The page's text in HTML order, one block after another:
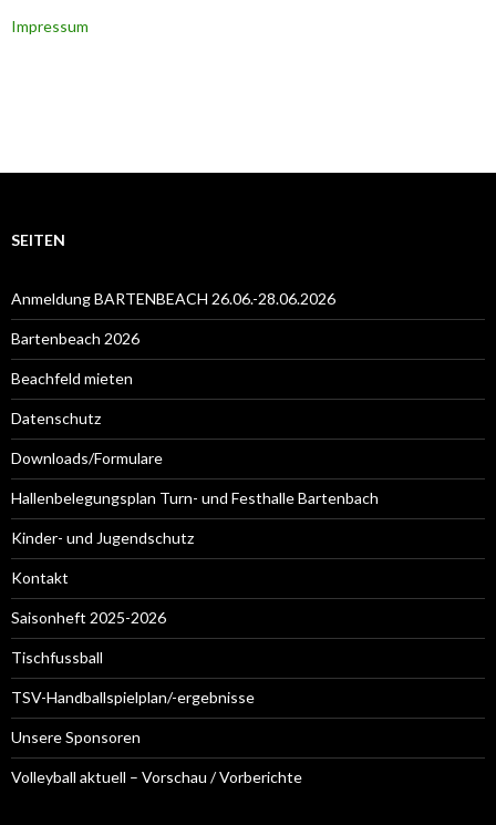
Impressum
SEITEN
Anmeldung BARTENBEACH 26.06.-28.06.2026
Bartenbeach 2026
Beachfeld mieten
Datenschutz
Downloads/Formulare
Hallenbelegungsplan Turn- und Festhalle Bartenbach
Kinder- und Jugendschutz
Kontakt
Saisonheft 2025-2026
Tischfussball
TSV-Handballspielplan/-ergebnisse
Unsere Sponsoren
Volleyball aktuell – Vorschau / Vorberichte